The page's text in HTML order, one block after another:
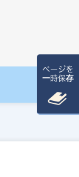
ページを
一時保存